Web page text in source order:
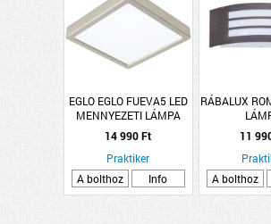
EGLO EGLO FUEVA5 LED
MENNYEZETI LÁMPA
17W 2000LM 3000K IP20
21X21CM MATT NIKKEL
14 990 Ft
Praktiker
A bolthoz
Info
RÁBALUX
11
A bolthoz